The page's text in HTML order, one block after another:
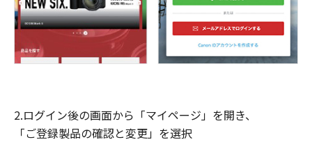
2.ログイン後の画面から「マイページ」を開き、
「ご登録製品の確認と変更」を選択